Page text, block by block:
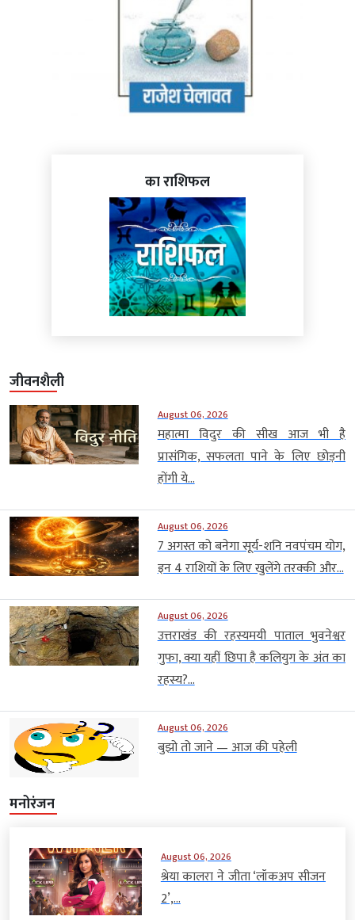
का राशिफल
जीवनशैली
August 06, 2026
महात्मा विदुर की सीख आज भी है
प्रासंगिक, सफलता पाने के लिए छोड़नी
होंगी ये...
August 06, 2026
7 अगस्त को बनेगा सूर्य-शनि नवपंचम योग,
इन 4 राशियों के लिए खुलेंगे तरक्की और...
August 06, 2026
उत्तराखंड की रहस्यमयी पाताल भुवनेश्वर
गुफा, क्या यहीं छिपा है कलियुग के अंत का
रहस्य?...
August 06, 2026
बुझो तो जाने — आज की पहेली
मनोरंजन
August 06, 2026
श्रेया कालरा ने जीता ‘लॉकअप सीजन
2’,...